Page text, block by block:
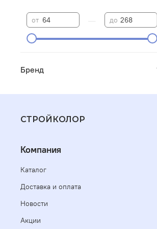
от до
Бренд
СТРОЙКОЛОР
Компания
Каталог
Доставка и оплата
Новости
Акции